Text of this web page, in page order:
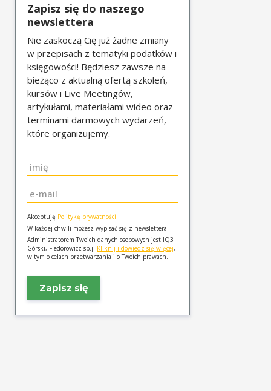
Zapisz się do naszego
newslettera
Nie zaskoczą Cię już żadne zmiany
w przepisach z tematyki podatków i
księgowości! Będziesz zawsze na
bieżąco z aktualną ofertą szkoleń,
kursów i Live Meetingów,
artykułami, materiałami wideo oraz
terminami darmowych wydarzeń,
które organizujemy.
Imię
Email
Akceptuję Politykę prywatności
W każdej chwili możesz wypisać się z newslettera.
Administratorem Twoich danych osobowych jest IQ3
Górski, Fiedorowicz sp.j. Kliknij i dowiedz się więcej,
w tym o celach przetwarzania i o Twoich prawach.